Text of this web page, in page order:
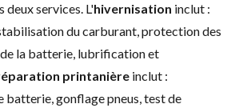
deux services. L'hivernisation inclut :
du carburant, protection des
la batterie, lubrification et
printanière inclut :
batterie, gonflage pneus, test de